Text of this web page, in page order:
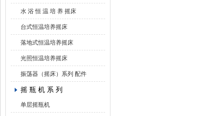
水 浴 恒 温 培 养 摇床
台式恒温培养摇床
落地式恒温培养摇床
光照恒温培养摇床
振荡器（摇床）系列 配件
摇 瓶 机 系 列
单层摇瓶机